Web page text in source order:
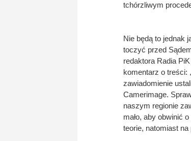
tchórzliwym
Nie będą to jednak
toczyć przed
redaktora Radia
komentarz o treści:
zawiadomienie
Camerimage.
naszym regionie
mało, aby obwinić
teorie, natomiast